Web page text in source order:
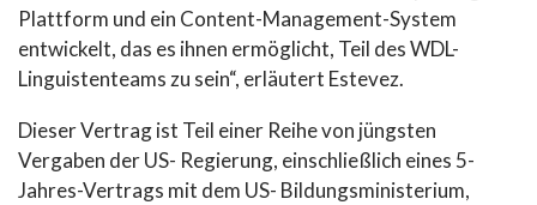
Plattform und ein Content-Management-System
entwickelt, das es ihnen ermöglicht, Teil des WDL-
Linguistenteams zu sein“, erläutert Estevez.
Dieser Vertrag ist Teil einer Reihe von jüngsten
Vergaben der US- Regierung, einschließlich eines 5-
Jahres-Vertrags mit dem US- Bildungsministerium,